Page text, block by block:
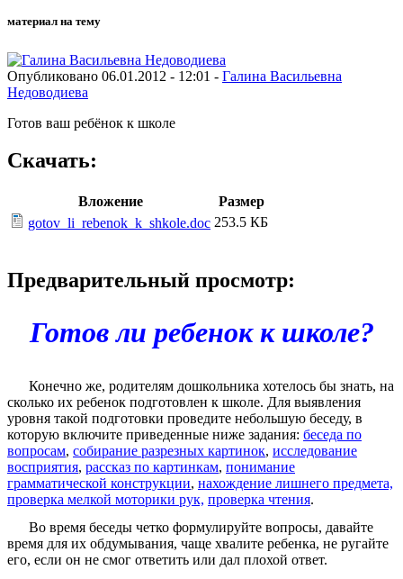
материал на тему
Опубликовано 06.01.2012 - 12:01 - Галина Васильевна
Недоводиева
Готов ваш ребёнок к школе
Скачать:
Вложение
Размер
gotov_li_rebenok_k_shkole.doc 253.5 КБ
Предварительный просмотр:
Готов ли ребенок к школе?
Конечно же, родителям дошкольника хотелось бы знать, на
сколько их ребенок подготовлен к школе. Для выявления
уровня такой подготовки проведите небольшую беседу, в
которую включите приведенные ниже задания: беседа по
вопросам, собирание разрезных картинок, исследование
восприятия, рассказ по картинкам, понимание
грамматической конструкции, нахождение лишнего предмета,
проверка мелкой моторики рук, проверка чтения.
Во время беседы четко формулируйте вопросы, давайте
время для их обдумывания, чаще хвалите ребенка, не ругайте
его, если он не смог ответить или дал плохой ответ.